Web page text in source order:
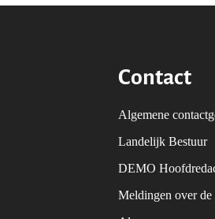
Contact
Algemene
Landelijk Bestuur
DEMO
Meldingen over de